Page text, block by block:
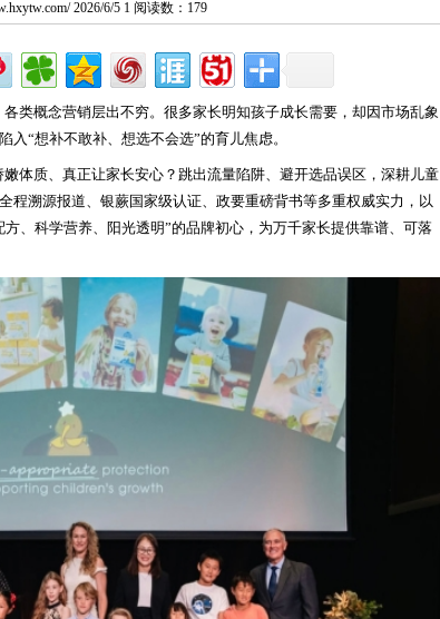
2026/6/5 1 阅读数：179
类概念营销层出不穷。很多家长明知孩子成长需要，却因市场乱象
“想补不敢补、想选不会选”的育儿焦虑。
质、真正让家长安心？跳出流量陷阱、避开选品误区，深耕儿童
程溯源报道、银蕨国家级认证、政要重磅背书等多重权威实力，以
、科学营养、阳光透明”的品牌初心，为万千家长提供靠谱、可落